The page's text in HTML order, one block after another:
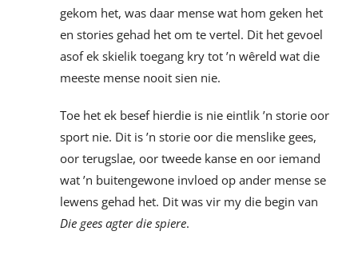
gekom het, was daar mense wat hom geken het
en stories gehad het om te vertel. Dit het gevoel
asof ek skielik toegang kry tot ’n wêreld wat die
meeste mense nooit sien nie.
Toe het ek besef hierdie is nie eintlik ’n storie oor
sport nie. Dit is ’n storie oor die menslike gees,
oor terugslae, oor tweede kanse en oor iemand
wat ’n buitengewone invloed op ander mense se
lewens gehad het. Dit was vir my die begin van
Die gees agter die spiere.